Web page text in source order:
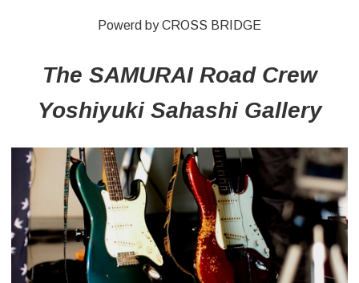
Powerd by CROSS BRIDGE
The SAMURAI Road Crew
Yoshiyuki Sahashi Gallery